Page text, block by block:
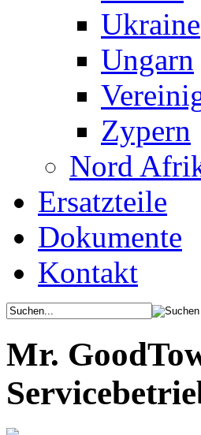
Ukraine
Ungarn
Zypern
Nord
Ersatzteile
Dokumente
Kontakt
Mr.